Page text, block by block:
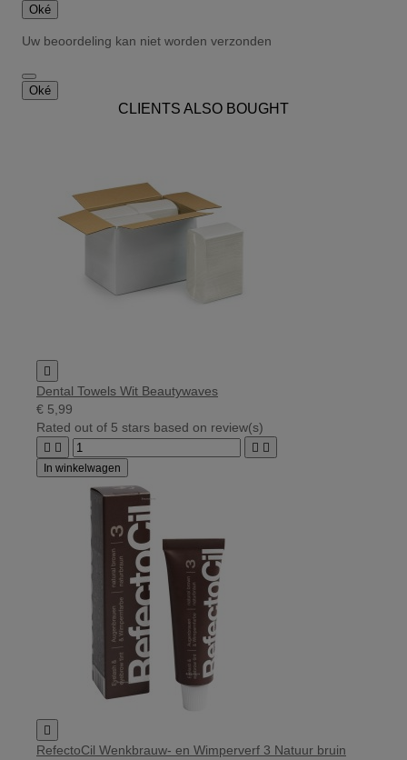
Oké
Uw beoordeling kan niet worden verzonden
Oké
CLIENTS ALSO BOUGHT

Dental Towels Wit Beautywaves
€ 5,99
Rated out of 5 stars based on review(s)
   
In winkelwagen

RefectoCil Wenkbrauw- en Wimperverf 3 Natuur bruin